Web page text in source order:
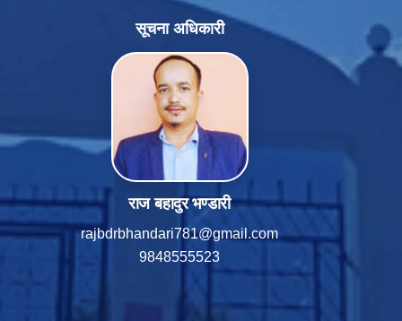
सूचना अधिकारी
राज बहादुर भण्डारी
rajbdrbhandari781@gmail.com
9848555523